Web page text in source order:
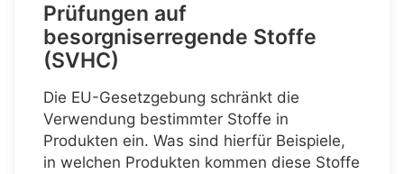
Prüfungen auf
besorgniserregende Stoffe
(SVHC)
Die EU-Gesetzgebung schränkt die
Verwendung bestimmter Stoffe in
Produkten ein. Was sind hierfür Beispiele,
in welchen Produkten kommen diese Stoffe